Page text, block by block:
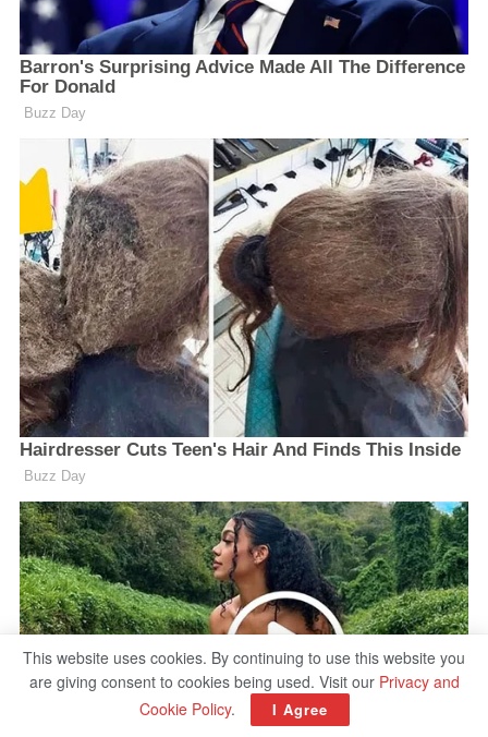
This website uses cookies. By continuing to use this website you
are giving consent to cookies being used. Visit our Privacy and
Cookie Policy. I Agree